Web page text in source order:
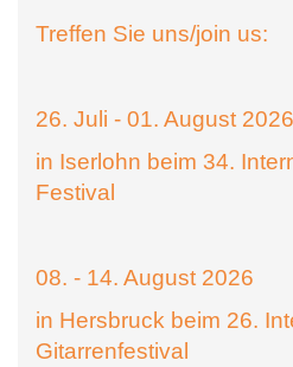
Treffen Sie uns/join us:
26. Juli - 01. August 2026
in Iserlohn beim 34.
Festival
08. - 14. August 2026
in Hersbruck beim 26.
Gitarrenfestival